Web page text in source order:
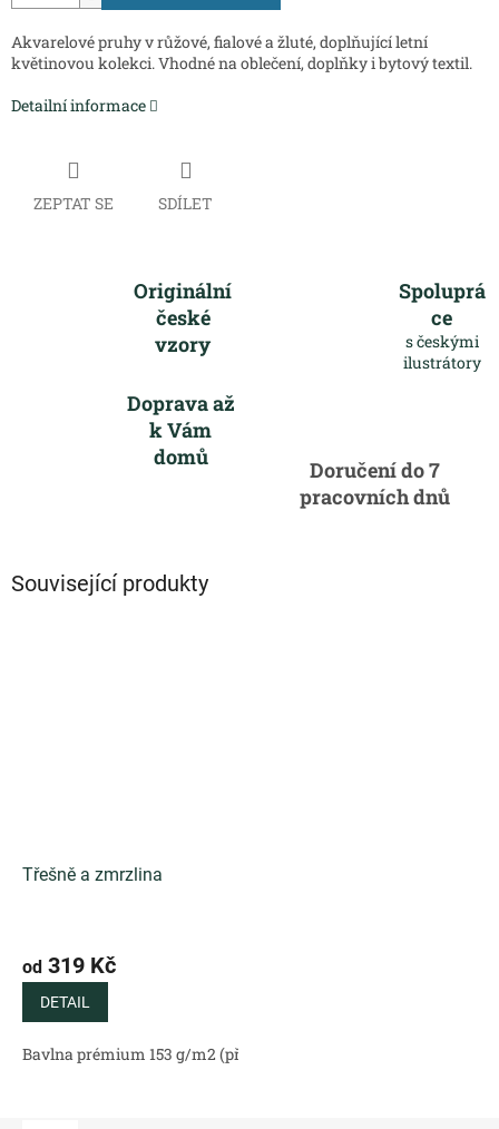
Akvarelové pruhy v růžové, fialové a žluté, doplňující letní
květinovou kolekci. Vhodné na oblečení, doplňky i bytový textil.
Detailní informace
ZEPTAT SE SDÍLET
Originální
české
vzory
Spoluprá
ce
s českými
ilustrátory
Doprava až
k Vám
domů
Doručení do 7
pracovních dnů
Související produkty
Třešně a zmrzlina
od 319 Kč
DETAIL
Bavlna prémium 153 g/m2 (přírodní)